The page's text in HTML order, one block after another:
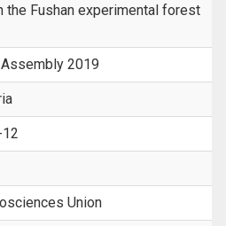
the Fushan experimental forest
Assembly 2019
Union